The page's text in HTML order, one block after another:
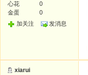
心花
0
金蛋
0
加关注
发消息
xiarui